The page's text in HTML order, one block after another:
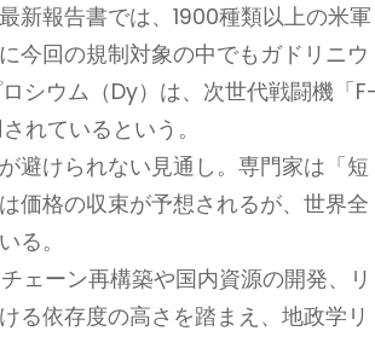
新報告書では、1900種類以上の米軍
今回の規制対象の中でもガドリニウ
シウム（Dy）は、次世代戦闘機「
れているという。
避けられない見通し。専門家は「短
価格の収束が予想されるが、世界全
る。
ェーン再構築や国内資源の開発、リ
る依存度の高さを踏まえ、地政学リ